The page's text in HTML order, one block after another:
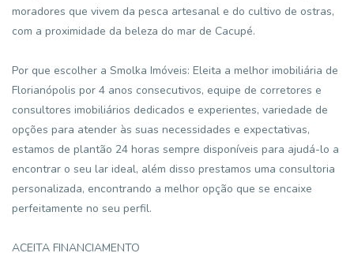
moradores que vivem da pesca artesanal e do cultivo de ostras,
com a proximidade da beleza do mar de Cacupé.
Por que escolher a Smolka Imóveis: Eleita a melhor imobiliária de
Florianópolis por 4 anos consecutivos, equipe de corretores e
consultores imobiliários dedicados e experientes, variedade de
opções para atender às suas necessidades e expectativas,
estamos de plantão 24 horas sempre disponíveis para ajudá-lo a
encontrar o seu lar ideal, além disso prestamos uma consultoria
personalizada, encontrando a melhor opção que se encaixe
perfeitamente no seu perfil.
ACEITA FINANCIAMENTO